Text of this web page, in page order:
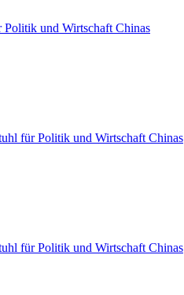
Politik und Wirtschaft Chinas
für Politik und Wirtschaft Chinas
für Politik und Wirtschaft Chinas